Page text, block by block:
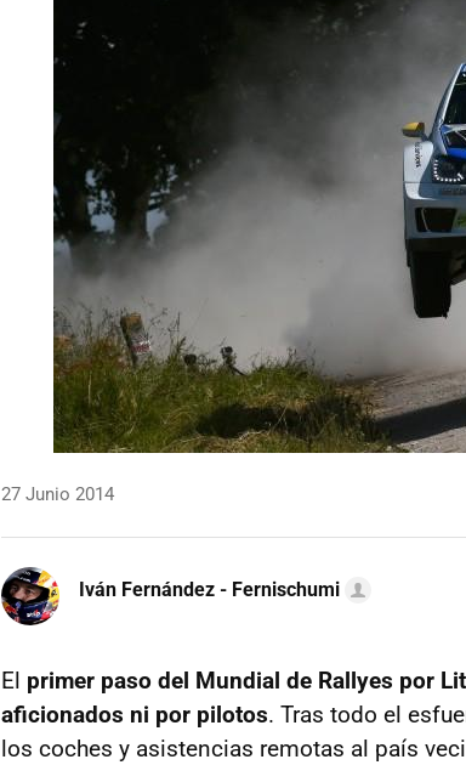
27 Junio 2014
Iván Fernández - Fernischumi
El primer paso del Mundial de Rallyes por
aficionados ni por pilotos. Tras todo el
los coches y asistencias remotas al país